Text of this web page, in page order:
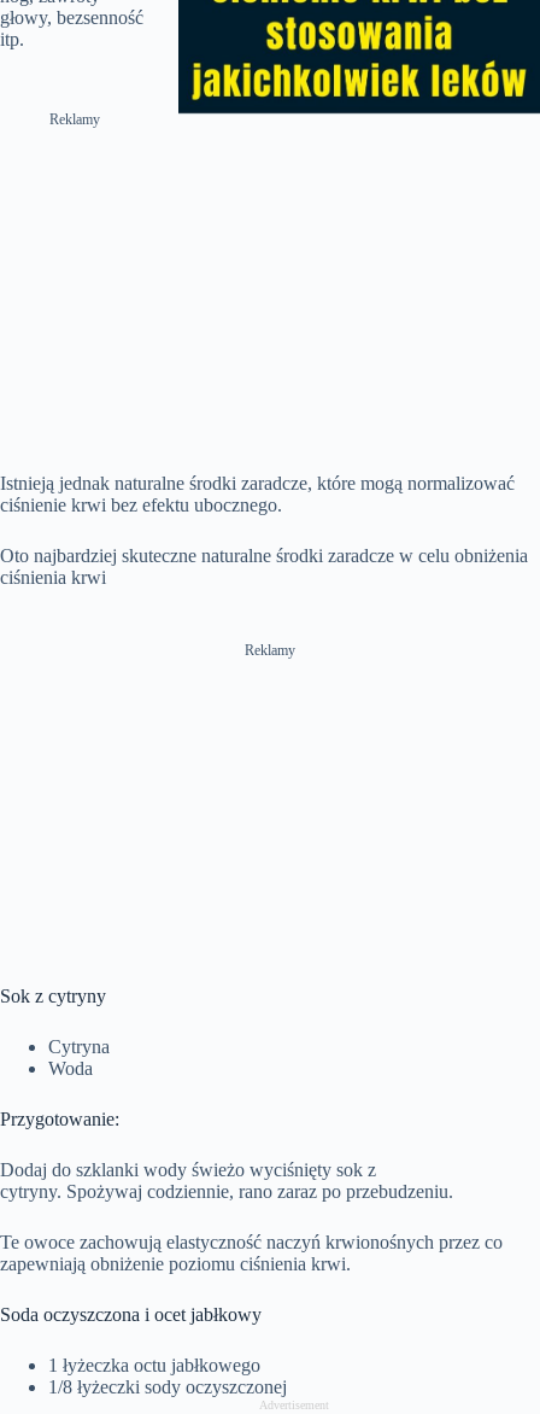
głowy, bezsenność
itp.
Reklamy
Istnieją jednak naturalne środki zaradcze, które mogą normalizować
ciśnienie krwi bez efektu ubocznego.
Oto najbardziej skuteczne naturalne środki zaradcze w celu obniżenia
ciśnienia krwi
Reklamy
Sok z cytryny
Cytryna
Woda
Przygotowanie:
Dodaj do szklanki wody świeżo wyciśnięty sok z
cytryny. Spożywaj codziennie, rano zaraz po przebudzeniu.
Te owoce zachowują elastyczność naczyń krwionośnych przez co
zapewniają obniżenie poziomu ciśnienia krwi.
Soda oczyszczona i ocet jabłkowy
1 łyżeczka octu jabłkowego
1/8 łyżeczki sody oczyszczonej
Advertisement